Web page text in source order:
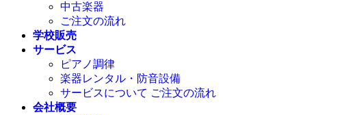
中古楽器
ご注文の流れ
学校販売
サービス
ピアノ調律
楽器レンタル・防音設備
サービスについて ご注文の流れ
会社概要